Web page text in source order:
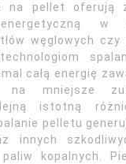
na pellet oferują
w
węglowych czy
całą energię
na mniejsze
istotną
pelletu
innych
paliw kopalnych.